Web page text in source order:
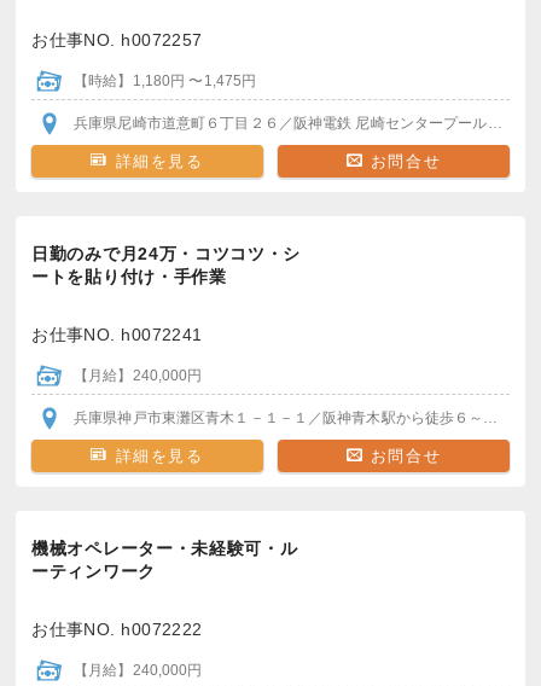
お仕事NO. h0072257
【時給】1,180円 〜1,475円
兵庫県尼崎市道意町６丁目２６ ／阪神電鉄 尼崎センタープール前駅
詳細を見る お問合せ
日勤のみで月24万・コツコツ・シ
ートを貼り付け・手作業
お仕事NO. h0072241
【月給】240,000円
兵庫県神戸市東灘区青木１－１－１ ／阪神青木駅から徒歩６～７分！
詳細を見る お問合せ
機械オペレーター・未経験可・ル
ーティンワーク
お仕事NO. h0072222
【月給】240,000円